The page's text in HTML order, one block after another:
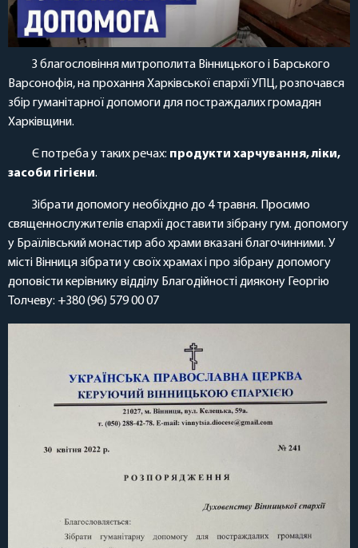
З благословіння митрополита Вінницького і Барського
Варсонофія, на прохання Харківської єпархії УПЦ, розпочався
збір гуманітарної допомоги для постраждалих громадян
Харківщини.
Є потреба у таких речах: продукти харчування, ліки,
засоби гігієни.
Зібрати допомогу необіхдно до 4 травня. Просимо
священнослужителів єпархії доставити зібрану гум. допомогу
у Браїлівський монастир або храми вказані благочинними. У
місті Вінниця зібрати у своїх храмах і про зібрану допомогу
доповісти керівнику відділу Благодійності диякону Георгію
Толчеву: +380 (96) 579 00 07